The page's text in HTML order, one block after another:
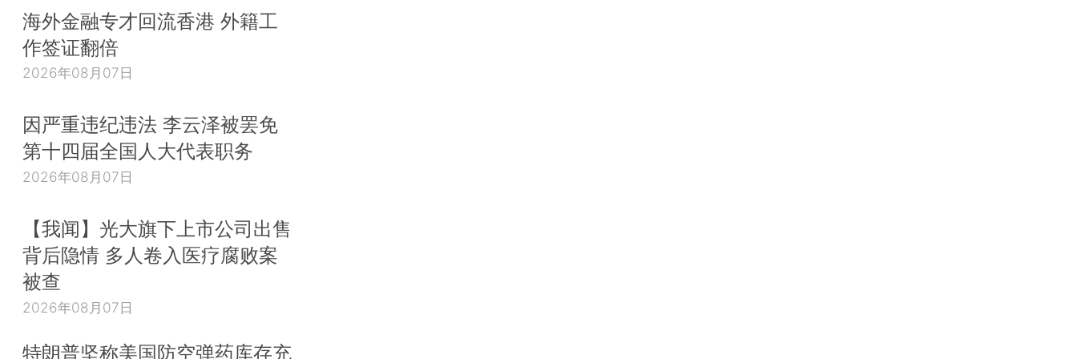
海外金融专才回流香港 外籍工
作签证翻倍
2026年08月07日
因严重违纪违法 李云泽被罢免
第十四届全国人大代表职务
2026年08月07日
【我闻】光大旗下上市公司出售
背后隐情 多人卷入医疗腐败案
被查
2026年08月07日
特朗普坚称美国防空弹药库存充